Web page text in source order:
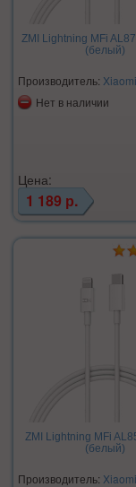
ZMI Lightning MFi
(белый)
Производитель: Xiaomi
Нет в наличии
Цена:
1 189 р.
ZMI Lightning MFi
(белый)
Производитель: Xiaomi